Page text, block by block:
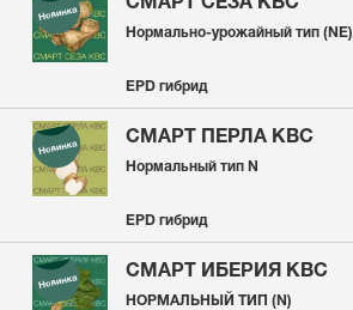
Нормально-урожайный тип (NE)
EPD гибрид
СМАРТ ПЕРЛА КВС
Нормальный тип N
EPD гибрид
СМАРТ ИБЕРИЯ KBC
НОРМАЛЬНЫЙ ТИП (N)